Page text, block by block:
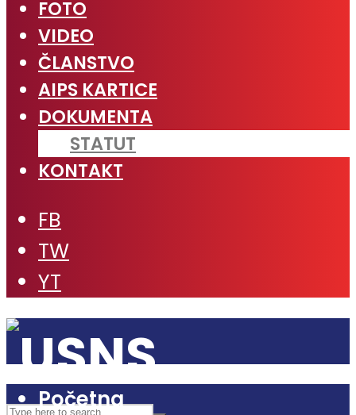
FOTO
VIDEO
ČLANSTVO
AIPS KARTICE
DOKUMENTA
STATUT
KONTAKT
FB
TW
YT
Početna